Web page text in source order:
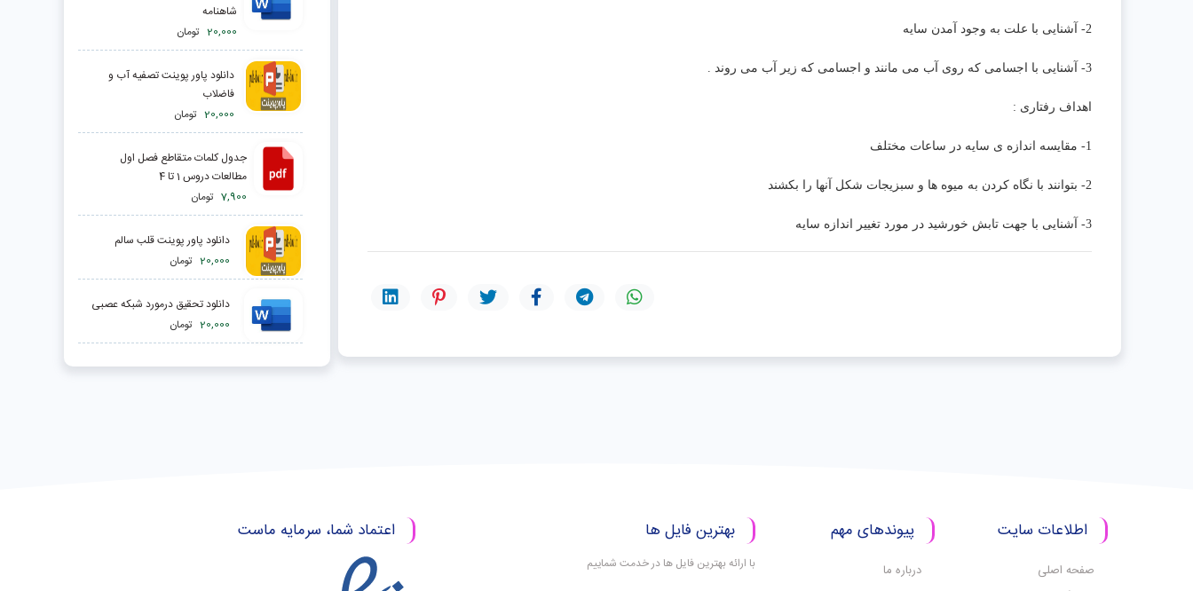
شاهنامه
20,000 تومان
دانلود پاور پوینت تصفیه آب و
فاضلاب
20,000 تومان
جدول کلمات متقاطع فصل اول
مطالعات دروس 1 تا 4
7,900 تومان
دانلود پاور پوینت قلب سالم
20,000 تومان
دانلود تحقیق درمورد شبکه عصبی
20,000 تومان
2- آشنایی با علت به وجود آمدن سایه
3- آشنایی با اجسامی که روی آب می مانند و اجسامی که زیر آب می روند .
اهداف رفتاری :
1- مقایسه اندازه ی سایه در ساعات مختلف
2- بتوانند با نگاه کردن به میوه ها و سبزیجات شکل آنها را بکشند
3- آشنایی با جهت تابش خورشید در مورد تغییر اندازه سایه
اطلاعات سایت
صفحه اصلی
پیوندهای مهم
درباره ما
بهترین فایل ها
با ارائه بهترین فایل ها در خدمت شماییم
اعتماد شما، سرمایه ماست